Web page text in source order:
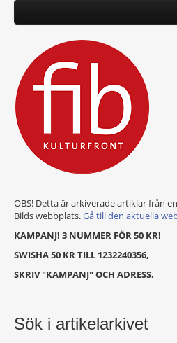
OBS! Detta är arkiverade artiklar från
Bilds webbplats.Gå till den aktuella
KAMPANJ! 3 NUMMER FÖR 50 KR!
SWISHA 50 KR TILL 1232240356,
SKRIV "KAMPANJ" OCH ADRESS.
Sök i artikelarkivet